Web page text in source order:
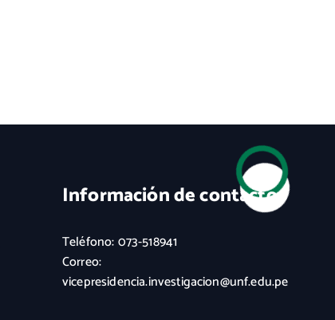
Información de contacto
Teléfono: 073-518941
Correo:
vicepresidencia.investigacion@unf.edu.pe